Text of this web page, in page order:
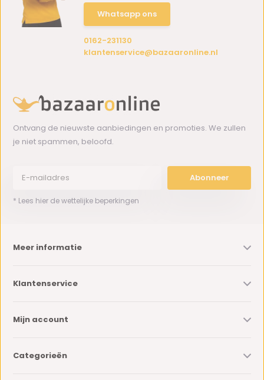
Whatsapp ons
0162-231130
klantenservice@bazaaronline.nl
Ontvang de nieuwste aanbiedingen en promoties. We zullen
je niet spammen, beloofd.
Abonneer
* Lees hier de wettelijke beperkingen
Meer informatie
Klantenservice
Mijn account
Categorieën